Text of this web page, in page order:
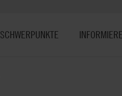
SCHWERPUNKTE